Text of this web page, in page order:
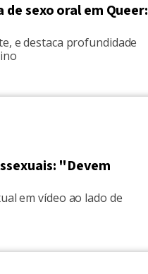
sexo oral em Queer:
e destaca profundidade
"Devem
em vídeo ao lado de